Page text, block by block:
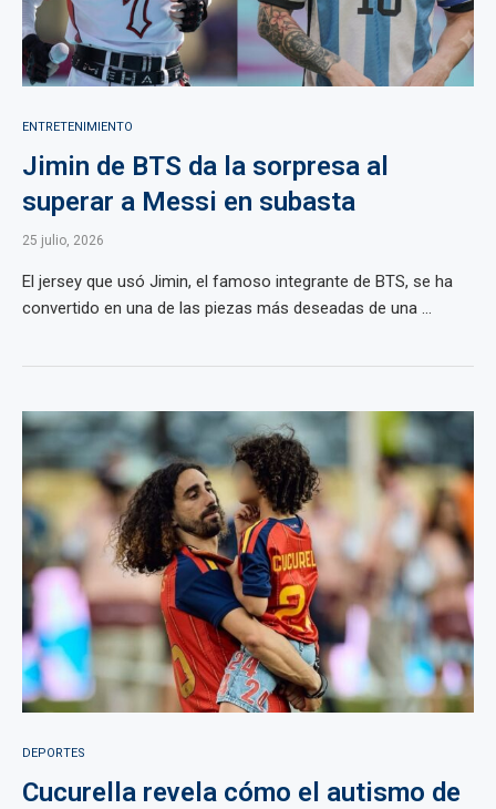
ENTRETENIMIENTO
Jimin de BTS da la sorpresa al
superar a Messi en subasta
25 julio, 2026
El jersey que usó Jimin, el famoso integrante de BTS, se ha
convertido en una de las piezas más deseadas de una ...
DEPORTES
Cucurella revela cómo el autismo de